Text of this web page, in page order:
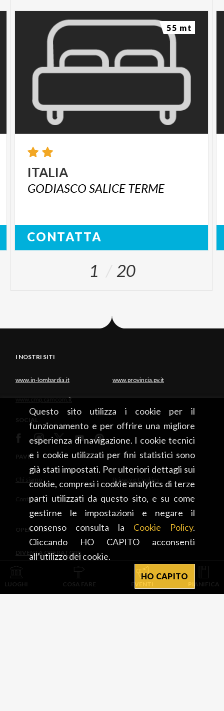
Questo sito utilizza i cookie per il
funzionamento e per offrire una migliore
esperienza di navigazione. I cookie tecnici
e i cookie utilizzati per fini statistici sono
già stati impostati. Per ulteriori dettagli sui
cookie, compresi i cookie analytics di terze
parti utilizzati da questo sito, e su come
gestirne le impostazioni e negare il
consenso consulta la Cookie Policy.
Cliccando HO CAPITO acconsenti
all’utilizzo dei cookie.
HO CAPITO
ITALIA
GODIASCO SALICE TERME
CONTATTA
55 mt
1 20
I NOSTRI SITI
www.in-lombardia.it www.provincia.pv.it
www.cmp.camcom.it
SOCIAL
PAVIA
Chi siamo Privacy e Cookies
Contatti
OPERATORI
DIVENTA OPERATORE
INTEGRATO CON
LUOGHI COSA FARE EVENTI PIANIFICA